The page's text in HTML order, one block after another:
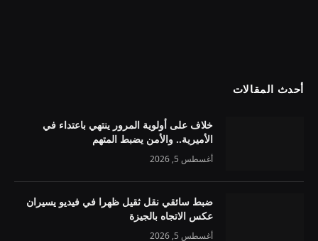
أحدث المقالات
خلاف على أولوية المرور ينتهي باعتداء في
الأميرية.. والأمن يضبط المتهم
أغسطس 5, 2026
ضبط سائقي نقل ثقيل ظهرا في فيديو يسيران
عكس الاتجاه بالجيزة
أغسطس 5, 2026